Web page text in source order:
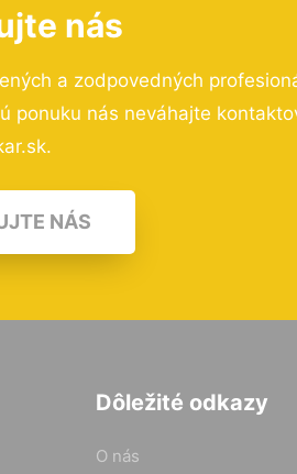
nás
a zodpovedných
ponuku nás neváhajte
NÁS
Dôležité odkazy
O nás